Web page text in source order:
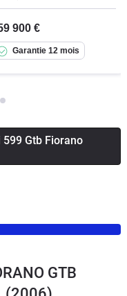
900 €
Garantie 12 mois
Gtb Fiorano
GTB